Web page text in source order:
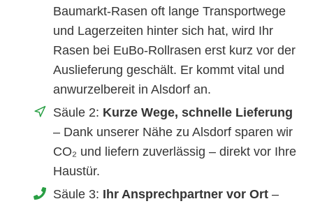
Baumarkt-Rasen oft lange Transportwege
und Lagerzeiten hinter sich hat, wird Ihr
Rasen bei EuBo-Rollrasen erst kurz vor der
Auslieferung geschält. Er kommt vital und
anwurzelbereit in Alsdorf an.
Säule 2: Kurze Wege, schnelle Lieferung
– Dank unserer Nähe zu Alsdorf sparen wir
CO₂ und liefern zuverlässig – direkt vor Ihre
Haustür.
Säule 3: Ihr Ansprechpartner vor Ort –